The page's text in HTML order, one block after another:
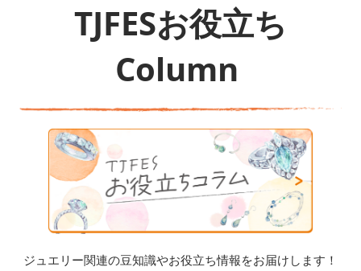
TJFESお役立ち
Column
ジュエリー関連の豆知識やお役立ち情報をお届けします！